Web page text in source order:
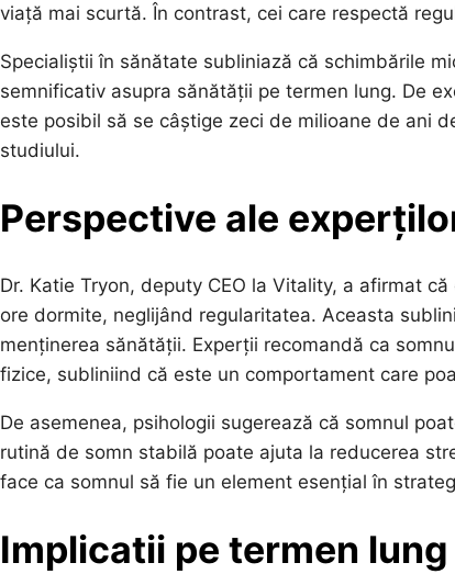
viață mai scurtă. În contrast, cei care respectă
Specialiștii în sănătate subliniază că schimbările
semnificativ asupra sănătății pe termen lung. De
este posibil să se câștige zeci de milioane de ani
studiului.
Perspective ale
Dr. Katie Tryon, deputy CEO la Vitality, a afirmat
ore dormite, neglijând regularitatea. Aceasta
menținerea sănătății. Experții recomandă ca
fizice, subliniind că este un comportament care
De asemenea, psihologii sugerează că somnul
rutină de somn stabilă poate ajuta la reducerea
face ca somnul să fie un element esențial în
Implicatii pe termen